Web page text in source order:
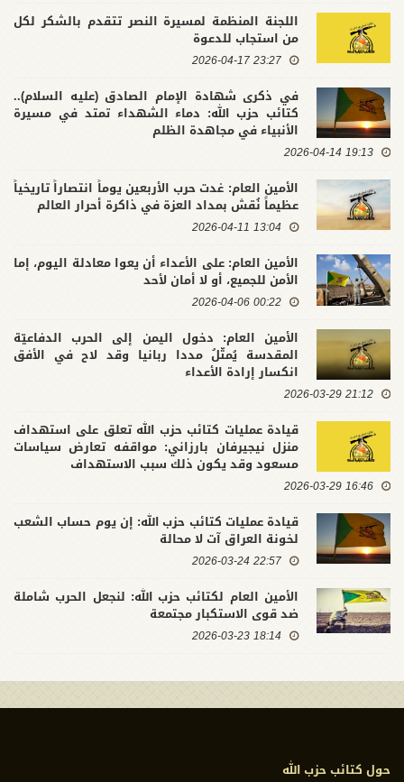
اللجنة المنظمة لمسيرة النصر تتقدم بالشكر لكل
من استجاب للدعوة
23:27 2026-04-17
في ذكرى شهادة الإمام الصادق (عليه السلام)..
كتائب حزب الله: دماء الشهداء تمتد في مسيرة
الأنبياء في مجاهدة الظلم
19:13 2026-04-14
الأمين العام: غدت حرب الأربعين يوماً انتصاراً تاريخياً
عظيماً نُقش بمداد العزة في ذاكرة أحرار العالم
13:04 2026-04-11
الأمين العام: على الأعداء أن يعوا معادلة اليوم، إما
الأمن للجميع، أو لا أمان لأحد
00:22 2026-04-06
الأمين العام: دخول اليمن إلى الحرب الدفاعيّة
المقدسة يُمثّلُ مددا ربانيا وقد لاح في الأفق
انكسار إرادة الأعداء
21:12 2026-03-29
قيادة عمليات كتائب حزب الله تعلق على استهداف
منزل نيجيرفان بارزاني: مواقفه تعارض سياسات
مسعود وقد يكون ذلك سبب الاستهداف
16:46 2026-03-29
قيادة عمليات كتائب حزب الله: إن يوم حساب الشعب
لخونة العراق آت لا محالة
22:57 2026-03-24
الأمين العام لكتائب حزب الله: لنجعل الحرب شاملة
ضد قوى الاستكبار مجتمعة
18:14 2026-03-23
حول كتائب حزب الله